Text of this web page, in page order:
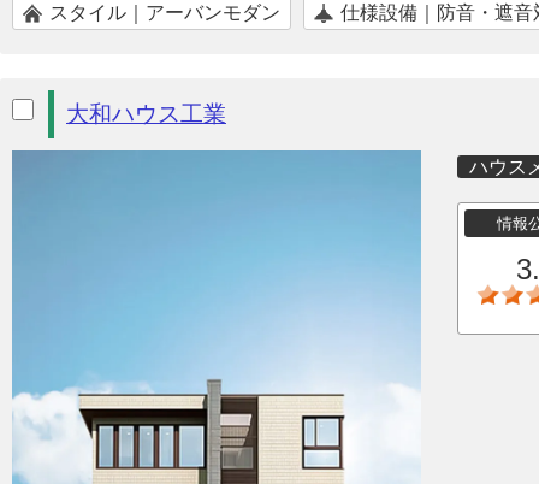
スタイル｜アーバンモダン 仕様設備｜防音・遮音
大和ハウス工業
ハウス
情報